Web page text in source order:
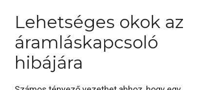
Lehetséges okok az
áramláskapcsoló
hibájára